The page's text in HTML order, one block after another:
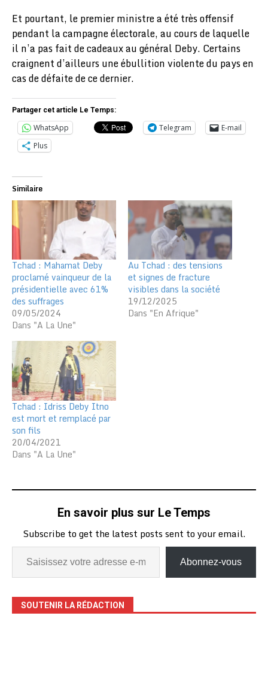
Et pourtant, le premier ministre a été très offensif
pendant la campagne électorale, au cours de laquelle
il n’a pas fait de cadeaux au général Deby. Certains
craignent d’ailleurs une ébullition violente du pays en
cas de défaite de ce dernier.
Partager cet article Le Temps:
WhatsApp Telegram
E-mail
Plus
Similaire
Tchad : Mahamat Deby
proclamé vainqueur de la
présidentielle avec 61%
des suffrages
09/05/2024
Dans "A La Une"
Au Tchad : des tensions
et signes de fracture
visibles dans la société
19/12/2025
Dans "En Afrique"
Tchad : Idriss Deby Itno
est mort et remplacé par
son fils
20/04/2021
Dans "A La Une"
En savoir plus sur Le Temps
Subscribe to get the latest posts sent to your email.
Abonnez-vous
SOUTENIR LA RÉDACTION